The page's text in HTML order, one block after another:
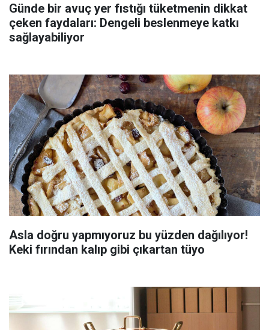
Günde bir avuç yer fıstığı tüketmenin dikkat
çeken faydaları: Dengeli beslenmeye katkı
sağlayabiliyor
Asla doğru yapmıyoruz bu yüzden dağılıyor!
Keki fırından kalıp gibi çıkartan tüyo